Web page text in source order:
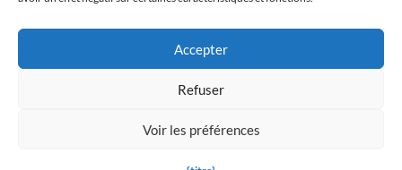
Accepter
Refuser
Voir les préférences
© 1998 - 2026 MegaGames.com All rights reserved